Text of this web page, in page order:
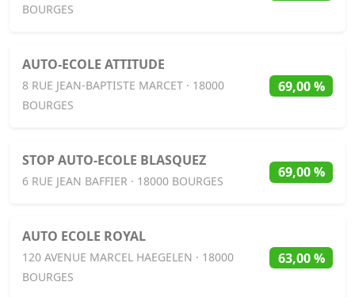
BOURGES
AUTO-ECOLE ATTITUDE
8 RUE JEAN-BAPTISTE MARCET · 18000
BOURGES
69,00 %
STOP AUTO-ECOLE BLASQUEZ
6 RUE JEAN BAFFIER · 18000 BOURGES
69,00 %
AUTO ECOLE ROYAL
120 AVENUE MARCEL HAEGELEN · 18000
BOURGES
63,00 %